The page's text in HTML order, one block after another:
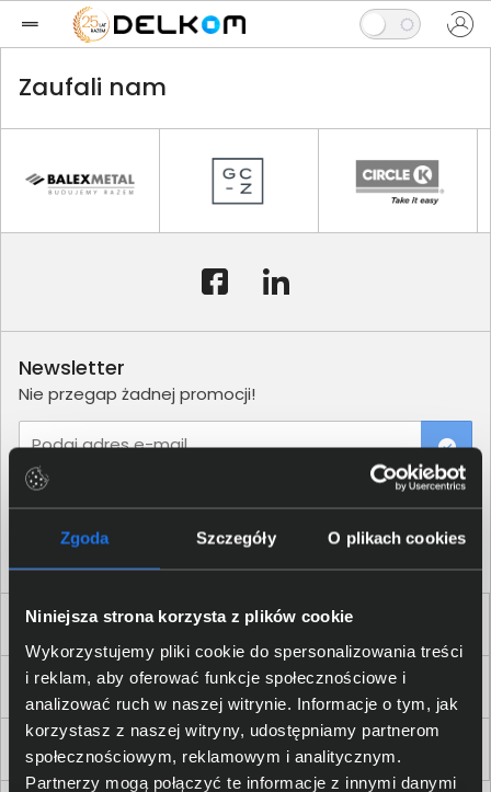
Zgoda Szczegóły O plikach cookies
Niniejsza strona korzysta z plików cookie
Wykorzystujemy pliki cookie do spersonalizowania treści
i reklam, aby oferować funkcje społecznościowe i
analizować ruch w naszej witrynie. Informacje o tym, jak
korzystasz z naszej witryny, udostępniamy partnerom
społecznościowym, reklamowym i analitycznym.
Partnerzy mogą połączyć te informacje z innymi danymi
Zaufali nam
Dla Firm i Instytucji
Zakupy
Delkom 2000
Newsletter
Nie przegap żadnej promocji!
Podaj adres e-mail